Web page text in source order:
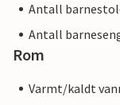
Antall
Antall
Rom
Varmt/kaldt